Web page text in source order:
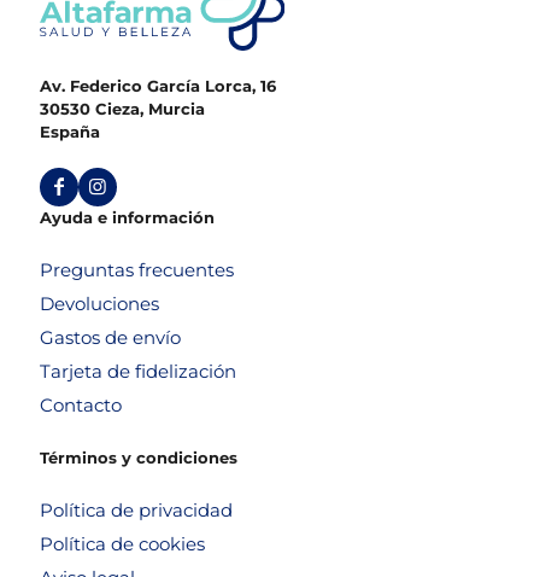
Av. Federico García Lorca, 16
30530 Cieza, Murcia
España
Ayuda e información
Preguntas frecuentes
Devoluciones
Gastos de envío
Tarjeta de fidelización
Contacto
Términos y condiciones
Política de privacidad
Política de cookies